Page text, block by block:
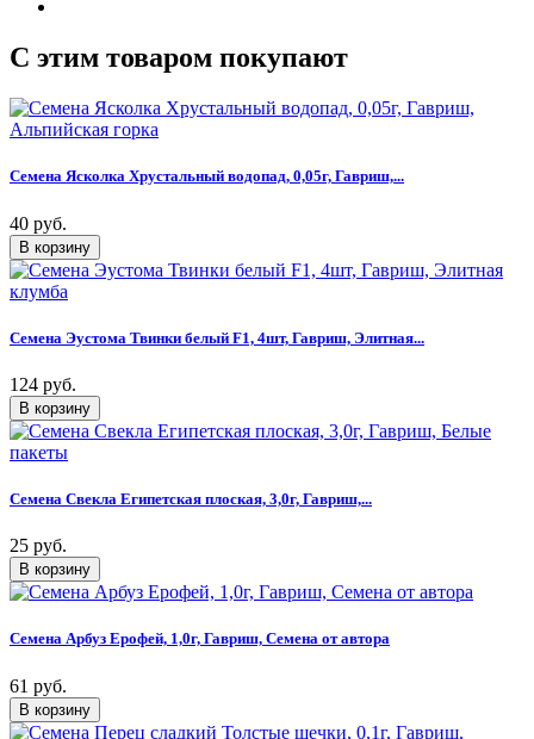
C этим товаром покупают
Семена Ясколка Хрустальный водопад, 0,05г, Гавриш,...
40 руб.
Семена Эустома Твинки белый F1, 4шт, Гавриш, Элитная...
124 руб.
Семена Свекла Египетская плоская, 3,0г, Гавриш,...
25 руб.
Семена Арбуз Ерофей, 1,0г, Гавриш, Семена от автора
61 руб.